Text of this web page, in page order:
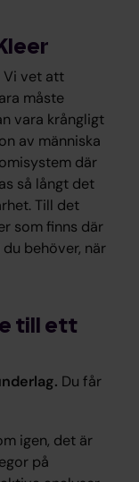
Vi vet att
måste
vara krångligt
av människa
där
så långt det
Till det
som finns där
behöver, när
till ett
Du får
igen, det är
på